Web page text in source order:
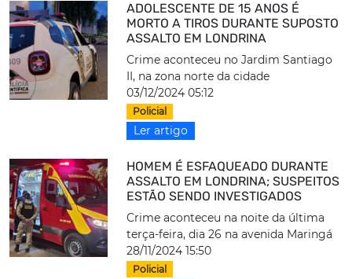
ADOLESCENTE DE 15 ANOS É
MORTO A TIROS DURANTE SUPOSTO
ASSALTO EM LONDRINA
Crime aconteceu no Jardim Santiago
II, na zona norte da cidade
03/12/2024 05:12
Policial
Ler artigo
HOMEM É ESFAQUEADO DURANTE
ASSALTO EM LONDRINA; SUSPEITOS
ESTÃO SENDO INVESTIGADOS
Crime aconteceu na noite da última
terça-feira, dia 26 na avenida Maringá
28/11/2024 15:50
Policial